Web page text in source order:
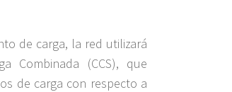
de carga, la red utilizará
Combinada (CCS), que
de carga con respecto a